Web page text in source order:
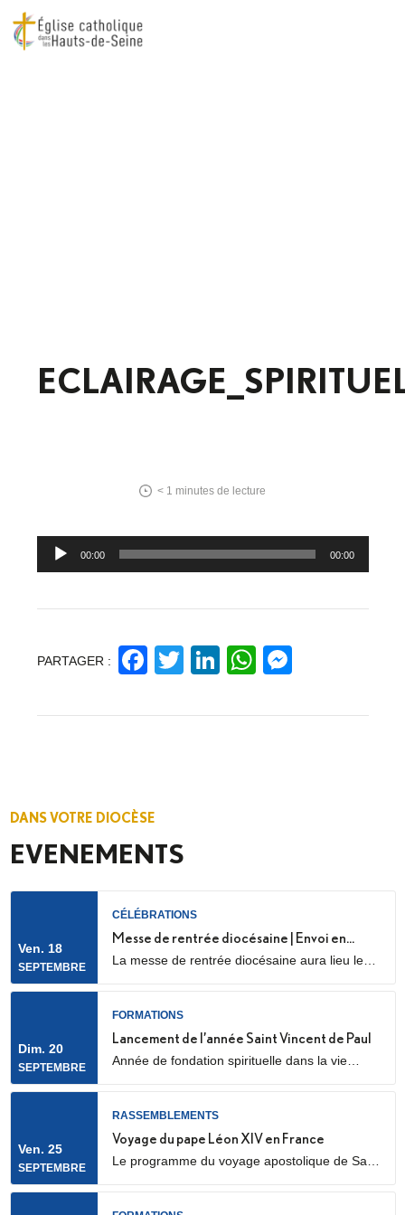
< 1 minutes de lecture
Lecteur
audio
00:00 00:00
PARTAGER : Facebook
Twitter
LinkedIn
WhatsApp
DANS VOTRE DIOCÈSE
EVENEMENTS
Ven. 18
SEPTEMBRE
CÉLÉBRATIONS
Messe de rentrée diocésaine | Envoi en
mission des LME
La messe de rentrée diocésaine aura lieu le
(28 Rue de l’Église, 92000 Nanterre) Elle sera
marquée par l’envoi en mission des Laïcs en
en mission ecclésiale ? Les Laïcs en...
Dim. 20
SEPTEMBRE
FORMATIONS
Lancement de l’année Saint Vincent de Paul
Année de fondation spirituelle dans la vie
biblique, accompagnement spirituel, service
auprès des plus pauvres ou des plus jeunes,
vie fraternelle.
Ven. 25
SEPTEMBRE
RASSEMBLEMENTS
Voyage du pape Léon XIV en France
Le programme du voyage apostolique de Sa